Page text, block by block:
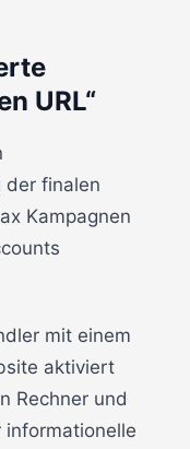
URL“
der finalen
Kampagnen
mit einem
aktiviert
Rechner und